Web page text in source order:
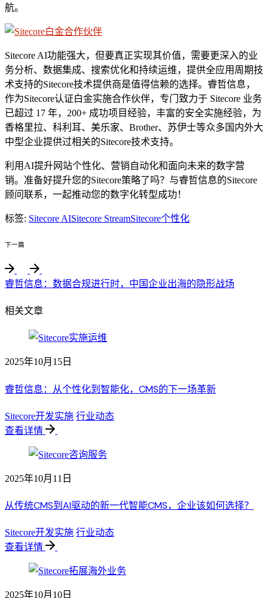
航。
Sitecore AI功能强大，但要真正实现其价值，需要更深入的业
务分析、数据集成、搜索优化和持续运维，提供全应用周期技
术支持的Sitecore技术提供商是值得信赖的选择。睿哲信息，
作为Sitecore认证白金实施合作伙伴，专门致力于 Sitecore 业务
已超过 17 年，200+ 成功项目经验，丰富的安全实施经验，为
香格里拉、科利耳、美乐家、Brother、苏伊士等众多国内外大
中型企业提供过相关的Sitecore技术支持。
利用AI提升网站个性化、营销自动化和面向未来的数字营
销。准备好提升您的Sitecore策略了吗？与睿哲信息的Sitecore
顾问联系，一起推动您的数字化转型成功！
标签: Sitecore AISitecore StreamSitecore个性化
下一篇
睿哲信息：数据合规进行时，中国企业出海的隐形战场
相关文章
2025年10月15日
睿哲信息：从个性化到智能化，CMS的下一场革新
Sitecore开发实施 行业动态
查看详情
2025年10月11日
从传统CMS到AI驱动的新一代智能CMS，企业该如何选择？
Sitecore开发实施 行业动态
查看详情
2025年10月10日